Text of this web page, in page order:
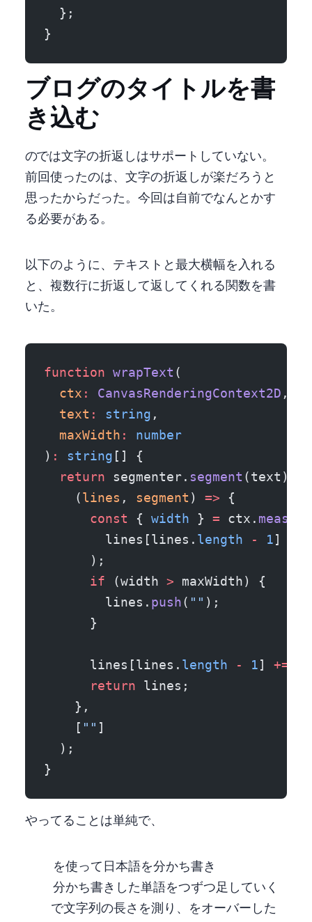
  };
}
ブログのタイトルを書
き込む
canvas の drawText では文字の折返しはサポートしていない。
前回 puppeteer 使ったのは、文字の折返しが楽だろうと
思ったからだった。 今回は自前でなんとかす
る必要がある。
以下のように、テキストと最大横幅を入れる
と、複数行に折返して返してくれる関数を書
いた。
function wrapText (
  ctx
: CanvasRenderingContext2D ,
  text
: string ,
  maxWidth
:
number
) : string [] {
  return
segmenter. segment (text).
    (
lines , segment ) => {
      const
{ width } = ctx.
        lines[lines.
length - 1]
      );
      if
(width > maxWidth) {
        lines.
push( "" );
      }
      lines[lines.
length - 1] +=
      return
lines;
    },
    [
"" ]
  );
}
やってることは単純で、
を使って日本語を分かち書き
分かち書きした単語を 1 つずつ足していく
measureText で文字列の長さを測り、maxWidth をオーバーした